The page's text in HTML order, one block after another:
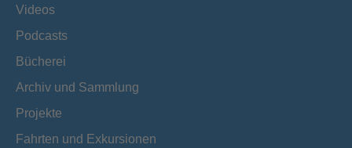
Videos
Podcasts
Bücherei
Archiv und Sammlung
Projekte
Fahrten und Exkursionen